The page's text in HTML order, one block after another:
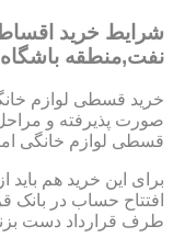
شرایط خرید
نفت,منطقه
خرید قسطی لوازم
صورت پذیرفته و
قسطی لوازم خانگی
برای این خرید هم
افتتاح حساب در بانک
طرف قرارداد دست